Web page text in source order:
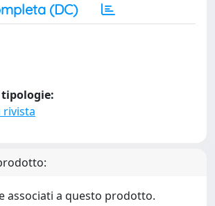
(DC)
rivista
associati a questo prodotto.